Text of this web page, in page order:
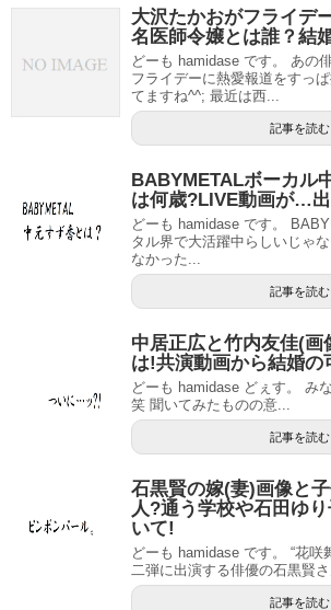
大沢たかおがフライデ
名医師令嬢とは誰？結
どーも hamidase です。 あの
フライデーに熱愛報道をすっ
てますね^^; 最近は西...
記事を読む
BABYMETALボーカル
は何歳?LIVE動画が…
どーも hamidase です。
タル界で大活躍中らしいじゃ
なかった...
記事を読む
中居正広と竹内友佳(画
は!共演動画から結婚の
どーも hamidase どぇす。 み
笑 聞いてみたものの意...
記事を読む
石黒賢の嫁(妻)画像と
人?通う学校や石田ゆ
いて!
どーも hamidase です。 “花咲
二弾に出演する俳優の石黒賢
記事を読む